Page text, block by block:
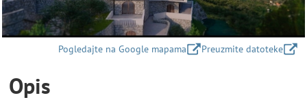
Pogledajte na Google mapama Preuzmite datoteke
Opis